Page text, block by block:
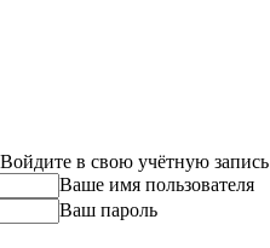
в свою учётную запись
Ваше имя пользователя
Ваш пароль